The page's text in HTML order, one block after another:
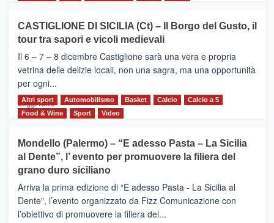
MOIO
ALCANTARA
–
Vivicittà,
alla
scoperta
del
territorio,
e
messaggi
di
CASTIGLIONE DI SICILIA (Ct) – Il Borgo del Gusto, il
tour tra sapori e vicoli medievali
Il 6 – 7 – 8 dicembre Castiglione sarà una vera e propria
vetrina delle delizie locali, non una sagra, ma una opportunità
per ogni...
Leggi tuttoLeggi
di
CASTIGLIONE
DI
SICILIA
(Ct)
–
Il
Borgo
Altri sport Automobilismo Basket Calcio
Calcio a 5
Food & Wine
Sport Video
Mondello (Palermo) – “E adesso Pasta – La Sicilia
al Dente”, l’ evento per promuovere la filiera del
grano duro siciliano
Arriva la prima edizione di “E adesso Pasta - La Sicilia al
Dente”, l’evento organizzato da Fizz Comunicazione con
l’obiettivo di promuovere la filiera del...